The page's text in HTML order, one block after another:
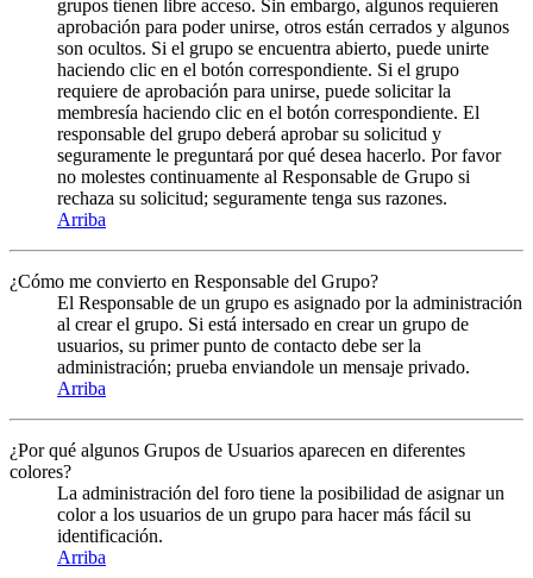
grupos tienen libre acceso. Sin embargo, algunos requieren
aprobación para poder unirse, otros están cerrados y algunos
son ocultos. Si el grupo se encuentra abierto, puede unirte
haciendo clic en el botón correspondiente. Si el grupo
requiere de aprobación para unirse, puede solicitar la
membresía haciendo clic en el botón correspondiente. El
responsable del grupo deberá aprobar su solicitud y
seguramente le preguntará por qué desea hacerlo. Por favor
no molestes continuamente al Responsable de Grupo si
rechaza su solicitud; seguramente tenga sus razones.
Arriba
¿Cómo me convierto en Responsable del Grupo?
El Responsable de un grupo es asignado por la administración
al crear el grupo. Si está intersado en crear un grupo de
usuarios, su primer punto de contacto debe ser la
administración; prueba enviandole un mensaje privado.
Arriba
¿Por qué algunos Grupos de Usuarios aparecen en diferentes
colores?
La administración del foro tiene la posibilidad de asignar un
color a los usuarios de un grupo para hacer más fácil su
identificación.
Arriba